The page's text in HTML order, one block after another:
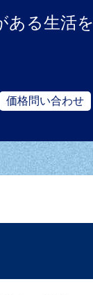
ある生活を
価格問い合わせ